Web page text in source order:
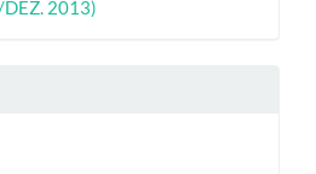
2013)